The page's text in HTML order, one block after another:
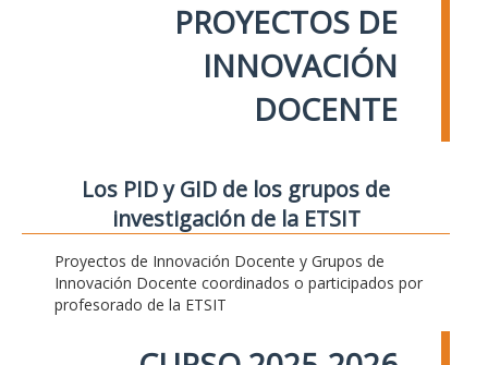
PROYECTOS DE
INNOVACIÓN
DOCENTE
Los PID y GID de los grupos de
investigación de la ETSIT
Proyectos de Innovación Docente y Grupos de
Innovación Docente coordinados o participados por
profesorado de la ETSIT